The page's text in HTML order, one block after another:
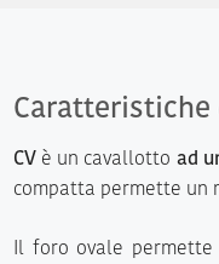
Caratteristiche
CV è un cavallotto ad
compatta permette un
Il foro ovale